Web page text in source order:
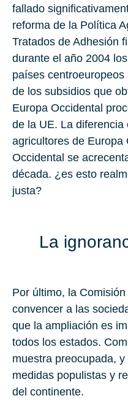
fallado
reforma de la Política
Tratados de Adhesión
durante el año 2004
países
de los subsidios que
Europa Occidental
de la UE. La
agricultores de Europa
Occidental se
década. ¿es esto
justa?
La
Por último, la
convencer a las
que la ampliación es
todos los estados.
muestra preocupada,
medidas populistas y
del continente.